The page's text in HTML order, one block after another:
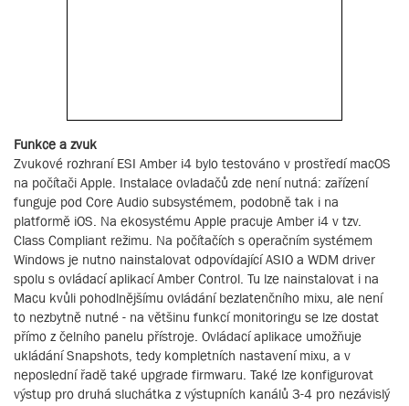
Funkce a zvuk
Zvukové rozhraní ESI Amber i4 bylo testováno v prostředí macOS
na počítači Apple. Instalace ovladačů zde není nutná: zařízení
funguje pod Core Audio subsystémem, podobně tak i na
platformě iOS. Na ekosystému Apple pracuje Amber i4 v tzv.
Class Compliant režimu. Na počítačích s operačním systémem
Windows je nutno nainstalovat odpovídající ASIO a WDM driver
spolu s ovládací aplikací Amber Control. Tu lze nainstalovat i na
Macu kvůli pohodlnějšímu ovládání bezlatenčního mixu, ale není
to nezbytně nutné - na většinu funkcí monitoringu se lze dostat
přímo z čelního panelu přístroje. Ovládací aplikace umožňuje
ukládání Snapshots, tedy kompletních nastavení mixu, a v
neposlední řadě také upgrade firmwaru. Také lze konfigurovat
výstup pro druhá sluchátka z výstupních kanálů 3-4 pro nezávislý